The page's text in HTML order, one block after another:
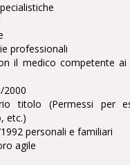
professionali
il medico competente ai
2000
titolo (Permessi per
etc.)
personali e familiari
agile